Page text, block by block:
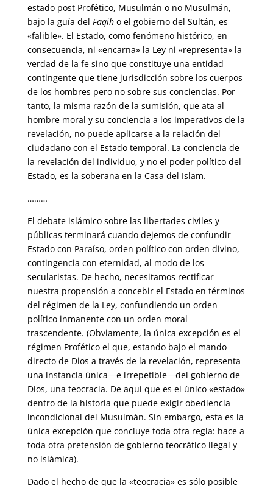
estado post Profético, Musulmán o no Musulmán,
bajo la guía del Faqiho el gobierno del Sultán, es
«falible». El Estado, como fenómeno histórico, en
consecuencia, ni «encarna» la Ley ni «representa» la
verdad de la fe sino que constituye una entidad
contingente que tiene jurisdicción sobre los cuerpos
de los hombres pero no sobre sus conciencias. Por
tanto, la misma razón de la sumisión, que ata al
hombre moral y su conciencia a los imperativos de la
revelación, no puede aplicarse a la relación del
ciudadano con el Estado temporal. La conciencia de
la revelación del individuo, y no el poder político del
Estado, es la soberana en la Casa del Islam.
………
El debate islámico sobre las libertades civiles y
públicas terminará cuando dejemos de confundir
Estado con Paraíso, orden político con orden divino,
contingencia con eternidad, al modo de los
secularistas. De hecho, necesitamos rectificar
nuestra propensión a concebir el Estado en términos
del régimen de la Ley, confundiendo un orden
político inmanente con un orden moral
trascendente. (Obviamente, la única excepción es el
régimen Profético el que, estando bajo el mando
directo de Dios a través de la revelación, representa
una instancia única—e irrepetible—del gobierno de
Dios, una teocracia. De aquí que es el único «estado»
dentro de la historia que puede exigir obediencia
incondicional del Musulmán. Sin embargo, esta es la
única excepción que concluye toda otra regla: hace a
toda otra pretensión de gobierno teocrático ilegal y
no islámica).
Dado el hecho de que la «teocracia» es sólo posible